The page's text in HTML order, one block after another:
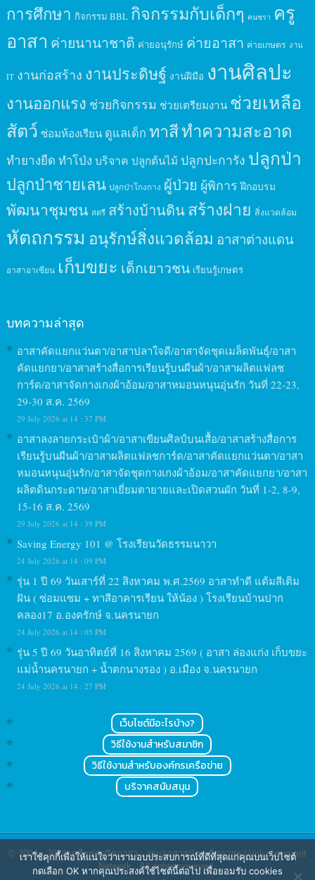
การศึกษา กิจกรรม BBL กิจกรรมกับเด็กๆ คนชรา ครู
อาสา ค่ายนานาชาติ ค่ายอนุรักษ์ ค่ายอาสา ค่ายเกษตร งาน
IT งานก่อสร้าง งานประดิษฐ์ งานฝีมือ งานศิลปะ
งานออกแรง ช่วยกิจกรรม ช่วยเตรียมงาน ช่วยเหลือ
สัตว์ ซ่อมห้องเรียน ดูแลเด็ก ทาสีทำความสะอาด
ทำยางยืด ทำโป่ง บริจาค ปลูกต้นไม้ ปลูกปะการัง ปลูกป่า
ปลูกป่าชายเลน ปลูกป่าโกงกาง ผู้ป่วย ผู้พิการ ฝึกอบรม
พัฒนาชุมชน สตรี สร้างบ้านดินสร้างฝาย สิ่งแวดล้อม
หัตถกรรม อนุรักษ์สิ่งแวดล้อม อาสาต่างแดน
อาสาอาเซียน เก็บขยะ เด็กเยาวชน เรียนรู้เกษตร
บทความล่าสุด
อาสาคัดแยกแว่นตา/อาสาปลาใจดี/อาสาจัดชุดเมล็ดพันธุ์/อาสา
คัดแยกยา/อาสาสร้างสื่อการเรียนรู้บนผืนผ้า/อาสาผลิตแฟลช
การ์ด/อาสาจัดกางเกงผ้าอ้อม/อาสาหมอนหนุนอุ่นรัก วันที่ 22-23,
29-30 ส.ค. 2569
29 July 2026 at 14 : 37 PM
อาสาลงลายกระเป๋าผ้า/อาสาเขียนศิลป์บนเสื้อ/อาสาสร้างสื่อการ
เรียนรู้บนผืนผ้า/อาสาผลิตแฟลชการ์ด/อาสาคัดแยกแว่นตา/อาสา
หมอนหนุนอุ่นรัก/อาสาจัดชุดกางเกงผ้าอ้อม/อาสาคัดแยกยา/อาสา
ผลิตดินกระดาษ/อาสาเยี่ยมตายายและเปิดสวนผัก วันที่ 1-2, 8-9,
15-16 ส.ค. 2569
29 July 2026 at 14 : 39 PM
Saving Energy 101 @ โรงเรียนวัดธรรมนาวา
24 July 2026 at 14 : 09 PM
รุ่น 1 ปี 69 วันเสาร์ที่ 22 สิงหาคม พ.ศ.2569 อาสาทำดี แต้มสีเติม
ฝัน ( ซ่อมแซม + ทาสีอาคารเรียน ให้น้อง ) โรงเรียนบ้านปาก
คลอง17 อ.องครักษ์ จ.นครนายก
24 July 2026 at 14 : 05 PM
รุ่น 5 ปี 69 วันอาทิตย์ที่ 16 สิงหาคม 2569 ( อาสา ล่องแก่ง เก็บขยะ
แม่น้ำนครนายก + น้ำตกนางรอง ) อ.เมือง จ.นครนายก
24 July 2026 at 14 : 27 PM
เว็บไซต์มีอะไรบ้าง?
วิธีใช้งานสำหรับสมาชิก
วิธีใช้งานสำหรับองค์กรเครือข่าย
บริจาคสนับสนุน
© 2004 - 2024เครือข่ายจิตอาสา : งานอาสาสมัคร จิตอาสา | Volunteerspirit
Network. All rights reserved.
เราใช้คุกกี้เพื่อให้แน่ใจว่าเรามอบประสบการณ์ที่ดีที่สุดแก่คุณบนเว็บไซต์
กดเลือก OK หากคุณประสงค์ใช้ไซต์นี้ต่อไป เพื่อยอมรับ cookies